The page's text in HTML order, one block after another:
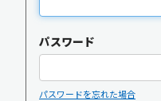
パスワード
パスワードを忘れた場合